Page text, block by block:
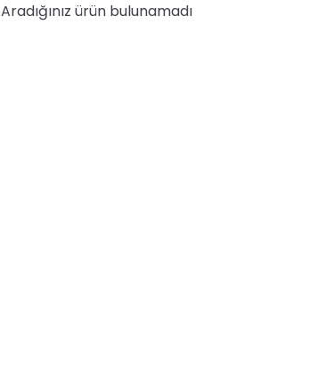
Aradığınız ürün bulunamadı